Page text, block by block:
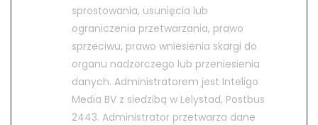
sprostowania, usunięcia lub
ograniczenia przetwarzania, prawo
sprzeciwu, prawo wniesienia skargi do
organu nadzorczego lub przeniesienia
danych. Administratorem jest Inteligo
Media BV z siedzibą w Lelystad, Postbus
2443. Administrator przetwarza dane